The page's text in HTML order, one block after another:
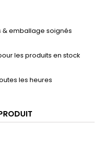
& emballage soignés
les produits en stock
les heures